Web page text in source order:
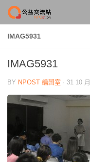
Skip to content
IMAG5931
IMAG5931
BY NPOST 編輯室 · 31 10